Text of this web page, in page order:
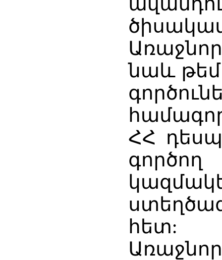
նաև
ՀՀ
հետ: